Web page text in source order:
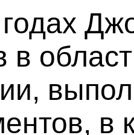
в
в